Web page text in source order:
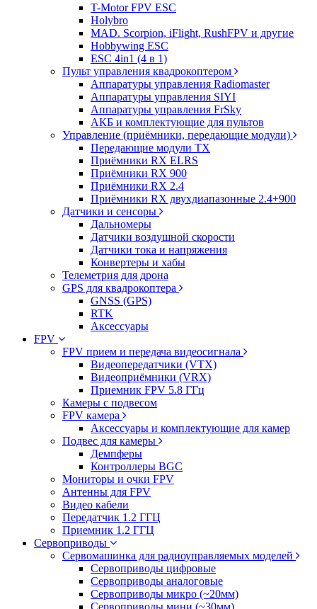
T-Motor FPV ESC
Holybro
MAD. Scorpion, iFlight, RushFPV и другие
Hobbywing ESC
ESC 4in1 (4 в 1)
Пульт управления квадрокоптером
Аппаратуры управления Radiomaster
Аппаратуры управления SIYI
Аппаратуры управления FrSky
АКБ и комплектующие для пультов
Управление (приёмники, передающие модули)
Передающие модули TX
Приёмники RX ELRS
Приёмники RX 900
Приёмники RX 2.4
Приёмники RX двухдиапазонные 2.4+900
Датчики и сенсоры
Дальномеры
Датчики воздушной скорости
Датчики тока и напряжения
Конвертеры и хабы
Телеметрия для дрона
GPS для квадрокоптера
GNSS (GPS)
RTK
Аксессуары
FPV
FPV прием и передача видеосигнала
Видеопередатчики (VTX)
Видеоприёмники (VRX)
Приемник FPV 5.8 ГГц
Камеры с подвесом
FPV камера
Аксессуары и комплектующие для камер
Подвес для камеры
Демпферы
Контроллеры BGC
Мониторы и очки FPV
Антенны для FPV
Видео кабели
Передатчик 1.2 ГГЦ
Приемник 1.2 ГГЦ
Сервоприводы
Сервомашинка для радиоуправляемых моделей
Сервоприводы цифровые
Сервоприводы аналоговые
Сервоприводы микро (~20мм)
Сервоприводы мини (~30мм)